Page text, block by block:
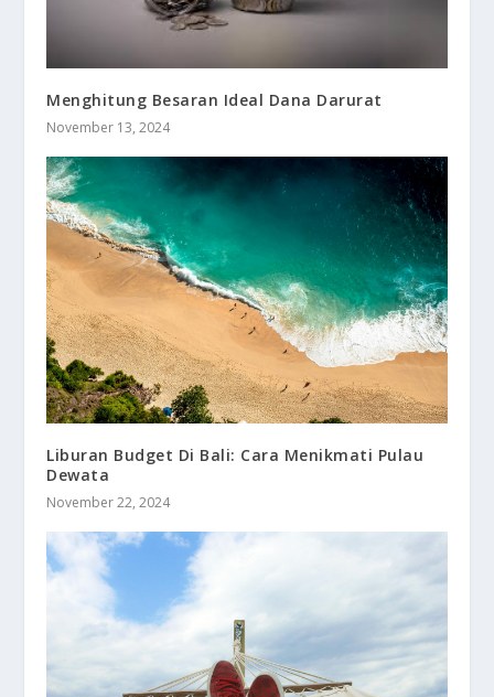
Menghitung Besaran Ideal Dana Darurat
November 13, 2024
Liburan Budget Di Bali: Cara Menikmati Pulau
Dewata
November 22, 2024